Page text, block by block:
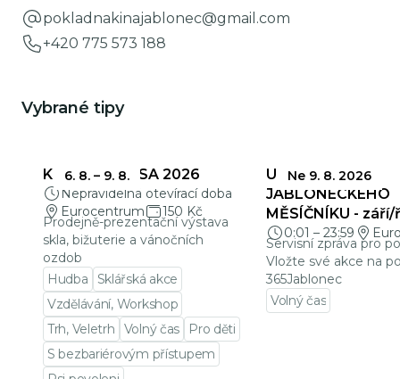
pokladnakinajablonec@gmail.com
+420 775 573 188
Vybrané tipy
6. 8. – 9. 8.
KŘEHKÁ KRÁSA 2026
Nepravidelná otevírací doba
Eurocentrum
150 Kč
Prodejně-prezentační výstava
skla, bižuterie a vánočních
ozdob
Hudba
Sklářská akce
Vzdělávání, Workshop
Trh, Veletrh
Volný čas
Pro děti
S bezbariérovým přístupem
Ne 9. 8. 2026
UZÁVĚRKY
JABLONECKÉHO
MĚSÍČNÍKU -
0:01 – 23:59
Servisní zpráva pro
Vložte své akce na
365Jablonec
Volný čas